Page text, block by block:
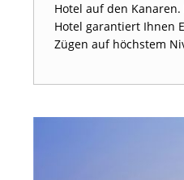
Hotel auf den
Hotel garantiert Ihnen
Zügen auf höchstem